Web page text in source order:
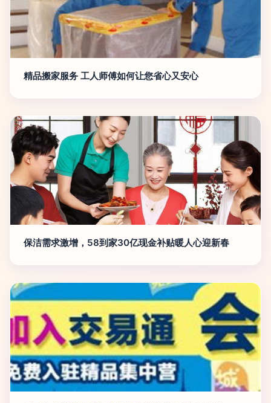
精品搬家服务 工人师傅如何让您省心又安心
保洁需求激增，58到家30亿现金补贴暖人心迎新春